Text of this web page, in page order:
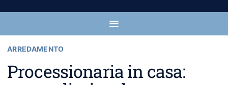
ARREDAMENTO
Processionaria in casa: